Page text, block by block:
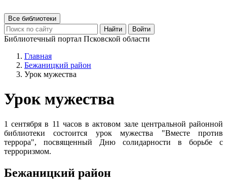
Все библиотеки
Найти
Войти
Библиотечный портал Псковской области
Главная
Бежаницкий район
Урок мужества
Урок мужества
1 сентября в 11 часов в актовом зале центральной районной
библиотеки состоится урок мужества "Вместе против
террора", посвященный Дню солидарности в борьбе с
терроризмом.
Бежаницкий район